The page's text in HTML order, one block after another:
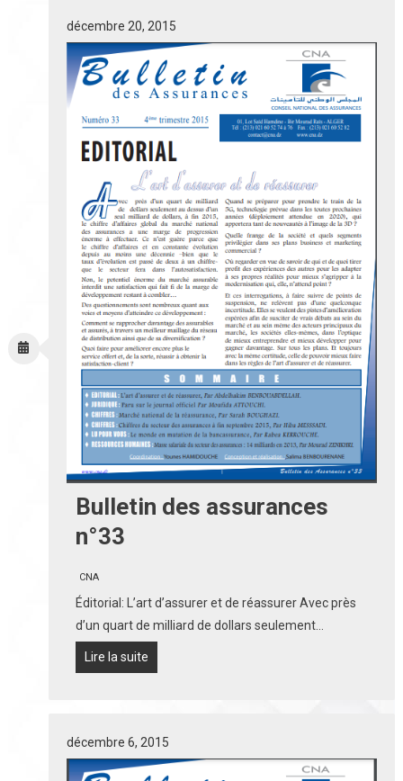
décembre 20, 2015
Bulletin des assurances
n°33
CNA
Éditorial: L’art d’assurer et de réassurer Avec près
d’un quart de milliard de dollars seulement…
Lire la suite
décembre 6, 2015